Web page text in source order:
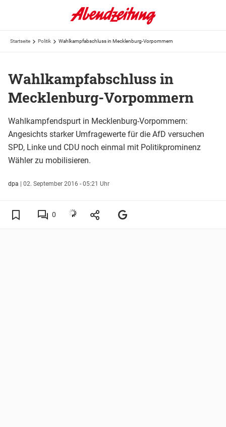
Startseite Politik Wahlkampfabschluss in Mecklenburg-Vorpommern
Wahlkampfabschluss in
Mecklenburg-Vorpommern
Wahlkampfendspurt in Mecklenburg-Vorpommern:
Angesichts starker Umfragewerte für die AfD versuchen
SPD, Linke und CDU noch einmal mit Politikprominenz
Wähler zu mobilisieren.
dpa | 02. September 2016 - 05:21 Uhr
0